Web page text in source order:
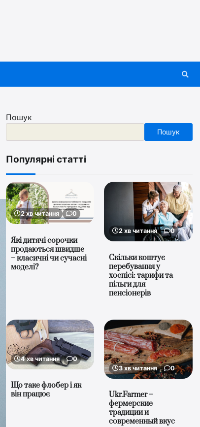
Пошук
Пошук
Популярні статті
2 хв читання 0
Які дитячі сорочки
продаються швидше
– класичні чи сучасні
моделі?
2 хв читання 0
Скільки коштує
перебування у
хоспісі: тарифи та
пільги для
пенсіонерів
4 хв читання 0
Що таке флобер і як
він працює
3 хв читання 0
Ukr.Farmer –
фермерские
традиции и
современный вкус